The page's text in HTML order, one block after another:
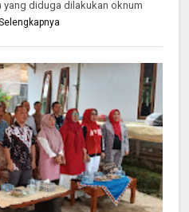
yang diduga dilakukan oknum